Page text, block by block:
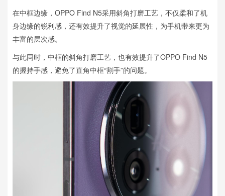
在中框边缘，OPPO Find N5采用斜角打磨工艺，不仅柔和了机
身边缘的锐利感，还有效提升了视觉的延展性，为手机带来更为
丰富的层次感。
与此同时，中框的斜角打磨工艺，也有效提升了OPPO Find N5
的握持手感，避免了直角中框“割手”的问题。